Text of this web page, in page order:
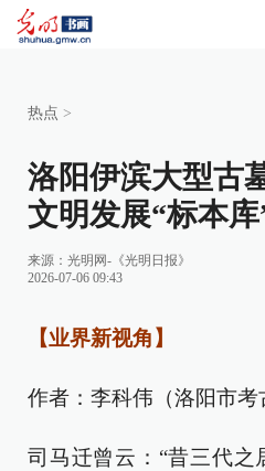
热点 >
洛阳伊滨大型古
文明发展“标本库
来源： 光明网-《光明日报》
2026-07-06 09:43
【业界新视角】
作者：李科伟（洛阳市考
司马迁曾云：“昔三代之